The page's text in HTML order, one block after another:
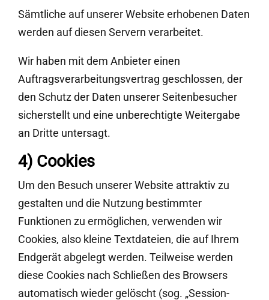
Sämtliche auf unserer Website erhobenen Daten
werden auf diesen Servern verarbeitet.
Wir haben mit dem Anbieter einen
Auftragsverarbeitungsvertrag geschlossen, der
den Schutz der Daten unserer Seitenbesucher
sicherstellt und eine unberechtigte Weitergabe
an Dritte untersagt.
4) Cookies
Um den Besuch unserer Website attraktiv zu
gestalten und die Nutzung bestimmter
Funktionen zu ermöglichen, verwenden wir
Cookies, also kleine Textdateien, die auf Ihrem
Endgerät abgelegt werden. Teilweise werden
diese Cookies nach Schließen des Browsers
automatisch wieder gelöscht (sog. „Session-